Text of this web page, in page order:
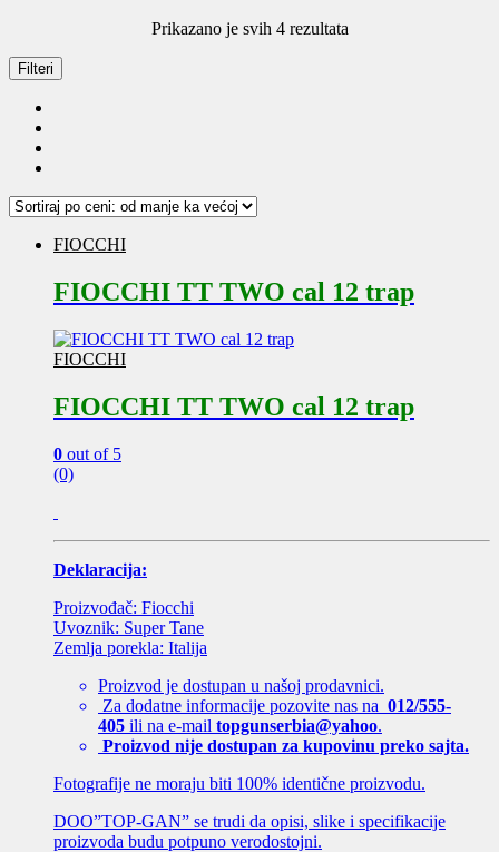
Prikazano je svih 4 rezultataSortirano
Filteri
FIOCCHI
FIOCCHI TT TWO cal 12 trap
FIOCCHI
FIOCCHI TT TWO cal 12 trap
0 out of 5
(0)
Deklaracija:
Proizvođač: Fiocchi
Uvoznik: Super Tane
Zemlja porekla: Italija
Proizvod je dostupan u našoj prodavnici.
Za dodatne informacije pozovite nas na 012/555-
405 ili na e-mail topgunserbia@yahoo.
Proizvod nije dostupan za kupovinu preko sajta.
Fotografije ne moraju biti 100% identične proizvodu.
DOO”TOP-GAN” se trudi da opisi, slike i specifikacije
proizvoda budu potpuno verodostojni.